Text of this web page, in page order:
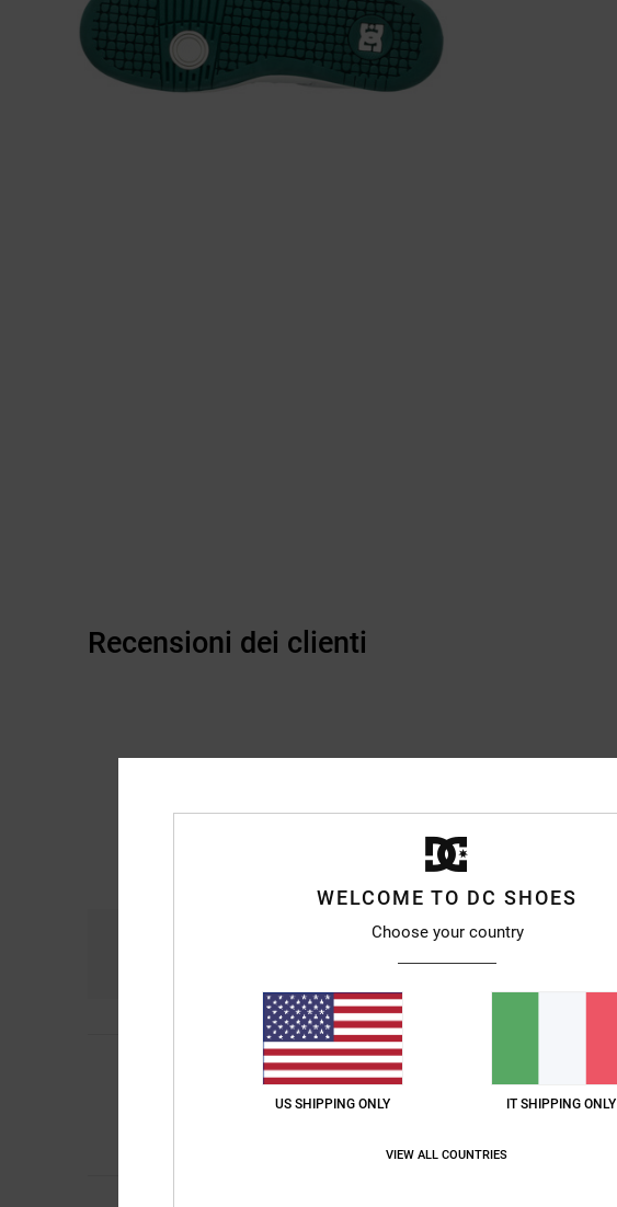
Recensioni dei clienti
Rapporto qualità-prezzo
Remy6. luglio 2026
Qualità e design
Mostra originale - Français
Consiglio questo prodotto
WELCOME TO DC SHOES
Choose your country
US SHIPPING ONLY IT SHIPPING ONLY
VIEW ALL COUNTRIES